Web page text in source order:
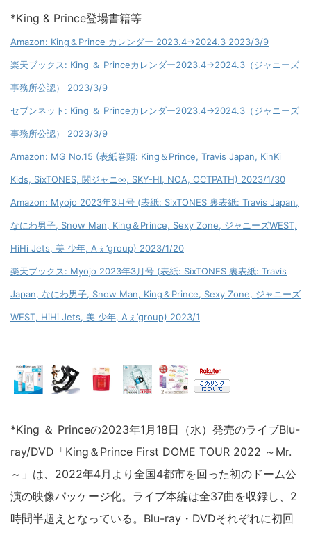
*King & Prince登場書籍等
Amazon: King＆Prince カレンダー 2023.4→2024.3 2023/3/9
楽天ブックス: King ＆ Princeカレンダー2023.4→2024.3（ジャニーズ
事務所公認） 2023/3/9
セブンネット: King ＆ Princeカレンダー2023.4→2024.3（ジャニーズ
事務所公認） 2023/3/9
Amazon: MG No.15 (表紙巻頭: King＆Prince, Travis Japan, KinKi
Kids, SixTONES, 関ジャニ∞, SKY-HI, NOA, OCTPATH) 2023/1/30
Amazon: Myojo 2023年3月号 (表紙: SixTONES 裏表紙: Travis Japan,
なにわ男子, Snow Man, King＆Prince, Sexy Zone, ジャニーズWEST,
HiHi Jets, 美 少年, Aぇ’group) 2023/1/20
楽天ブックス: Myojo 2023年3月号 (表紙: SixTONES 裏表紙: Travis
Japan, なにわ男子, Snow Man, King＆Prince, Sexy Zone, ジャニーズ
WEST, HiHi Jets, 美 少年, Aぇ’group) 2023/1
*King ＆ Princeの2023年1月18日（水）発売のライブBlu-
ray/DVD「King＆Prince First DOME TOUR 2022 ～Mr.
～」は、2022年4月より全国4都市を回った初のドーム公
演の映像パッケージ化。ライブ本編は全37曲を収録し、2
時間半超えとなっている。Blu-ray・DVDそれぞれに初回